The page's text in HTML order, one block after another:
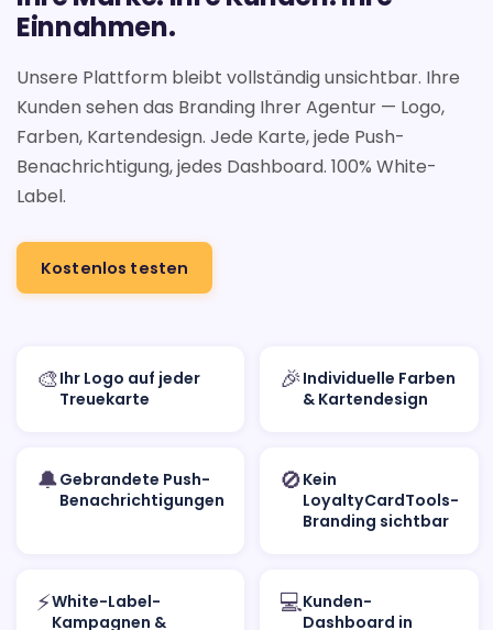
Einnahmen.
Unsere Plattform bleibt vollständig unsichtbar. Ihre
Kunden sehen das Branding Ihrer Agentur — Logo,
Farben, Kartendesign. Jede Karte, jede Push-
Benachrichtigung, jedes Dashboard. 100% White-
Label.
Kostenlos testen
🎨Ihr Logo auf jeder
Treuekarte
🎉Individuelle Farben
& Kartendesign
🔔Gebrandete Push-
Benachrichtigungen
🚫Kein
LoyaltyCardTools-
Branding sichtbar
⚡White-Label-
Kampagnen &
💻Kunden-
Dashboard in